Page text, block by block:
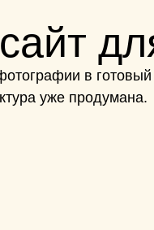
в
уже продумана.